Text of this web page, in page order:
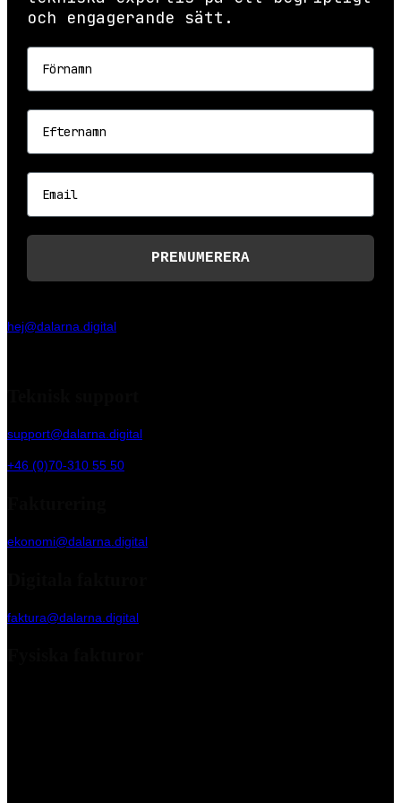
och engagerande sätt.
Förnamn
Efternamn
Email
PRENUMERERA
hej@dalarna.digital
support@dalarna.digital
+46 (0)70-310 55 50
ekonomi@dalarna.digital
faktura@dalarna.digital